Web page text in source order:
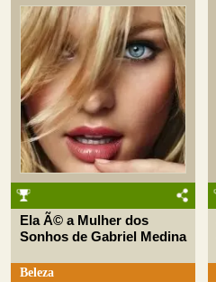
Ela Ã© a Mulher dos
Sonhos de Gabriel Medina
Beleza